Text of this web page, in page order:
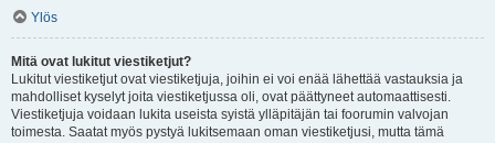
Ylös
Mitä ovat lukitut viestiketjut?
Lukitut viestiketjut ovat viestiketjuja, joihin ei voi enää lähettää vastauksia ja
mahdolliset kyselyt joita viestiketjussa oli, ovat päättyneet automaattisesti.
Viestiketjuja voidaan lukita useista syistä ylläpitäjän tai foorumin valvojan
toimesta. Saatat myös pystyä lukitsemaan oman viestiketjusi, mutta tämä